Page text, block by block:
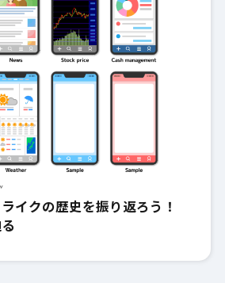
イクの歴史を振り返ろう！